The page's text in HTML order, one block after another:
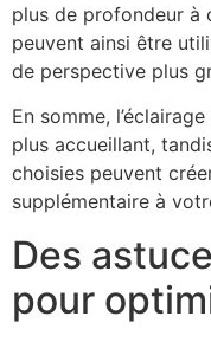
plus de profondeur à
peuvent ainsi être
de perspective plus
En somme,
plus accueillant,
choisies peuvent
supplémentaire à
Des
pour